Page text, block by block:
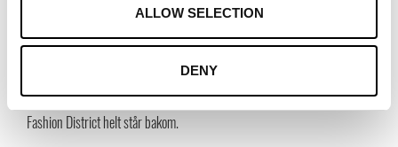
ALLOW SELECTION
DENY
Kultur och kreativitet är strategiska tillgångar.
mjuk makt och Stockholms roll som kultur- och musikstad visade att
Sveriges attraktionskraft, innovationsförmåga och internationella
konkurrenskraft. Något vi på Trade Partners Sweden och Stockholm
Fashion District helt står bakom.